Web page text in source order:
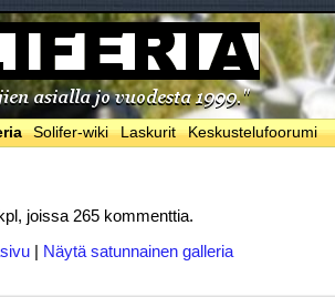
Solifer-wiki Laskurit Keskustelufoorumi
joissa 265 kommenttia.
| Näytä satunnainen galleria